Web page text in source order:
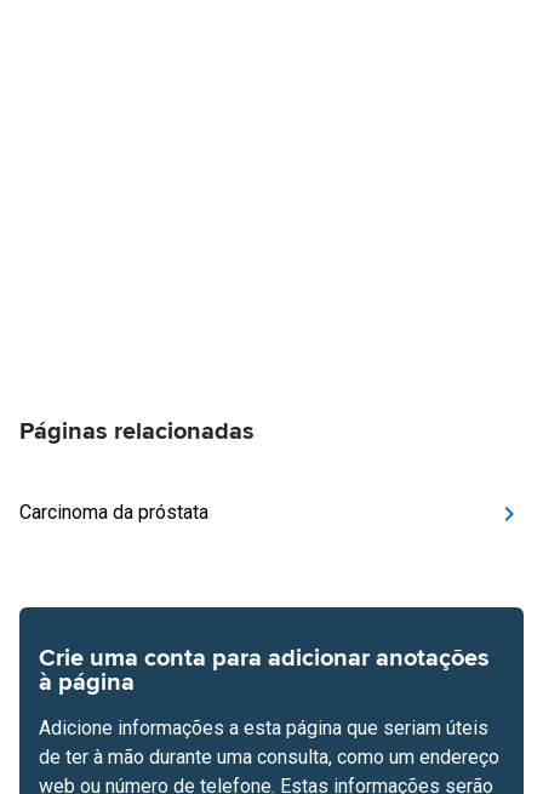
Páginas relacionadas
Carcinoma da próstata
Crie uma conta para adicionar anotações
à página
Adicione informações a esta página que seriam úteis
de ter à mão durante uma consulta, como um endereço
web ou número de telefone. Estas informações serão